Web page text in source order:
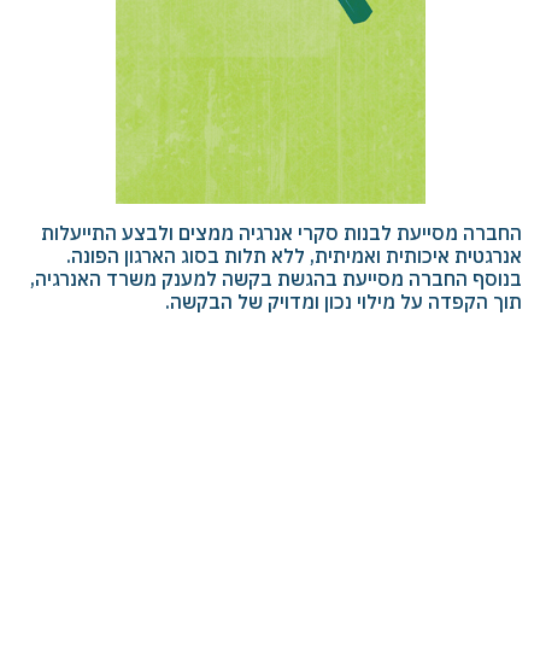
החברה מסייעת לבנות סקרי אנרגיה ממצים ולבצע התייעלות
אנרגטית איכותית ואמיתית, ללא תלות בסוג הארגון הפונה.
בנוסף החברה מסייעת בהגשת בקשה למענק משרד האנרגיה,
תוך הקפדה על מילוי נכון ומדויק של הבקשה.